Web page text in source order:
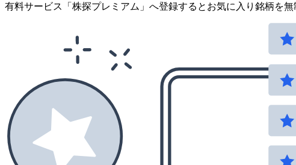
有料サービス「株探プレミアム」へ登録するとお気に入り銘柄を